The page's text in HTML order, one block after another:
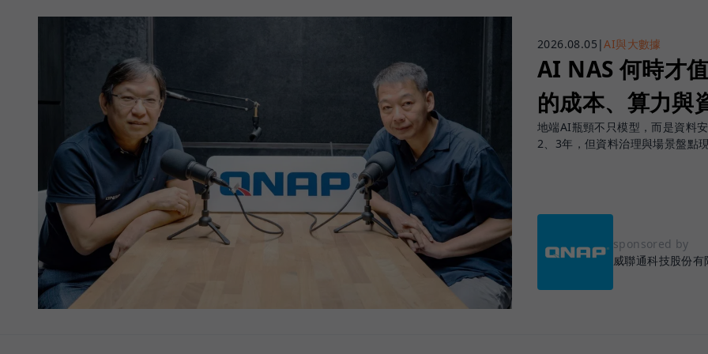
2026.08.05 |AI與大數據
AI NAS 何時才
的成本、算力與
地端AI瓶頸不只模型，而是資料
2、3年，但資料治理與場景盤點
sponsored by
威聯通科技股份有